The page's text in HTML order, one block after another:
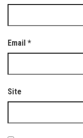
Email *
Site